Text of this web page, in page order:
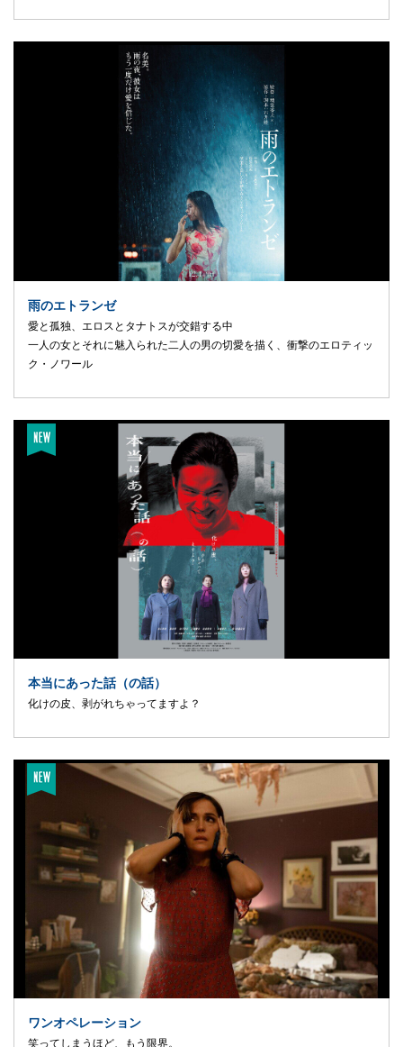
雨のエトランゼ
愛と孤独、エロスとタナトスが交錯する中
一人の女とそれに魅入られた二人の男の切愛を描く、衝撃のエロティッ
ク・ノワール
本当にあった話（の話）
化けの皮、剥がれちゃってますよ？
ワンオペレーション
笑ってしまうほど、もう限界。